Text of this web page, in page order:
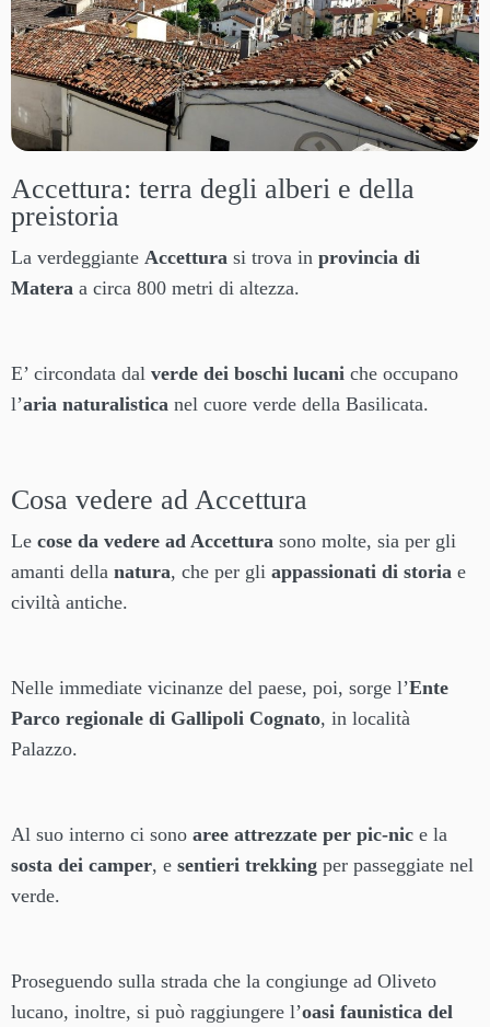
Accettura: terra degli alberi e della
preistoria
La verdeggiante Accettura si trova in provincia di
Matera a circa 800 metri di altezza.
E’ circondata dal verde dei boschi lucani che occupano
l’aria naturalistica nel cuore verde della Basilicata.
Cosa vedere ad Accettura
Le cose da vedere ad Accettura sono molte, sia per gli
amanti della natura, che per gli appassionati di storia e
civiltà antiche.
Nelle immediate vicinanze del paese, poi, sorge l’Ente
Parco regionale di Gallipoli Cognato, in località
Palazzo.
Al suo interno ci sono aree attrezzate per pic-nic e la
sosta dei camper, e sentieri trekking per passeggiate nel
verde.
Proseguendo sulla strada che la congiunge ad Oliveto
lucano, inoltre, si può raggiungere l’oasi faunistica del